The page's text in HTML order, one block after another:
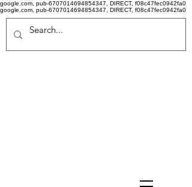
google.com, pub-6707014694854347, DIRECT, f08c47fec0942fa0
google.com, pub-6707014694854347, DIRECT, f08c47fec0942fa0